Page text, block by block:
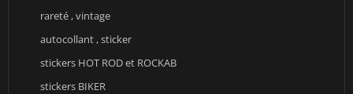
rareté , vintage
autocollant , sticker
stickers HOT ROD et ROCKAB
stickers BIKER